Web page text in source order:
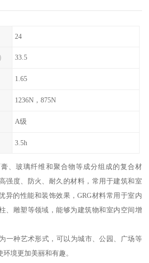
24
33.5
1.65
1236N，875N
A级
3.5h
、玻璃纤维和聚合物等成分组成的复合材
强度、防火、耐久的材料，常用于建筑和室
异的性能和装饰效果，GRG材料常用于室内
、雕塑等领域，能够为建筑物和室内空间增
一种艺术形式，可以为城市、公园、广场等
境更加美丽和有趣。